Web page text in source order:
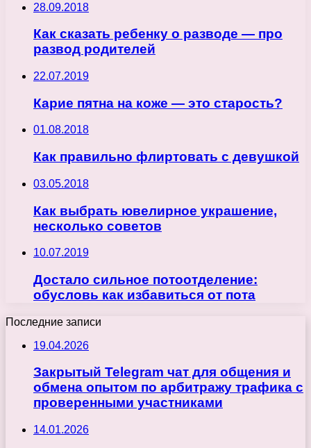
28.09.2018
Как сказать ребенку о разводе — про
развод родителей
22.07.2019
Карие пятна на коже — это старость?
01.08.2018
Как правильно флиртовать с девушкой
03.05.2018
Как выбрать ювелирное украшение,
несколько советов
10.07.2019
Достало сильное потоотделение:
обусловь как избавиться от пота
Последние записи
19.04.2026
Закрытый Telegram чат для общения и
обмена опытом по арбитражу трафика с
проверенными участниками
14.01.2026